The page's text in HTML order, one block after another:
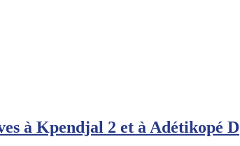
à Kpendjal 2 et à Adétikopé D